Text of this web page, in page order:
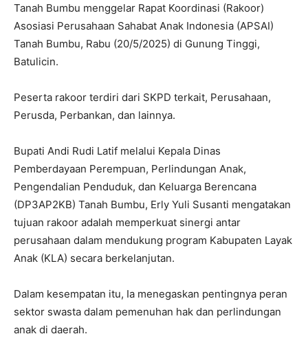
Tanah Bumbu menggelar Rapat Koordinasi (Rakoor)
Asosiasi Perusahaan Sahabat Anak Indonesia (APSAI)
Tanah Bumbu, Rabu (20/5/2025) di Gunung Tinggi,
Batulicin.
Peserta rakoor terdiri dari SKPD terkait, Perusahaan,
Perusda, Perbankan, dan lainnya.
Bupati Andi Rudi Latif melalui Kepala Dinas
Pemberdayaan Perempuan, Perlindungan Anak,
Pengendalian Penduduk, dan Keluarga Berencana
(DP3AP2KB) Tanah Bumbu, Erly Yuli Susanti mengatakan
tujuan rakoor adalah memperkuat sinergi antar
perusahaan dalam mendukung program Kabupaten Layak
Anak (KLA) secara berkelanjutan.
Dalam kesempatan itu, Ia menegaskan pentingnya peran
sektor swasta dalam pemenuhan hak dan perlindungan
anak di daerah.